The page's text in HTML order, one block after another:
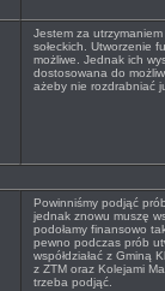
Jestem za
sołeckich. Utworzenie
możliwe. Jednak ich
dostosowana do
ażeby nie rozdrabniać
Powinniśmy podjąć
jednak znowu muszę
podołamy finansowo
pewno podczas prób
współdziałać z Gminą
z ZTM oraz Kolejami
trzeba podjąć.